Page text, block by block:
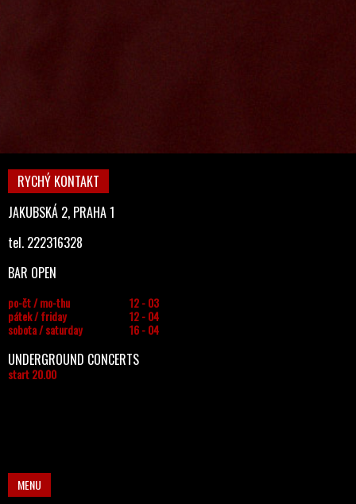
RYCHÝ KONTAKT
JAKUBSKÁ 2, PRAHA 1
tel. 222316328
BAR OPEN
po-čt / mo-thu
12 - 03
pátek / friday
12 - 04
sobota / saturday
16 - 04
UNDERGROUND CONCERTS
start 20.00
MENU